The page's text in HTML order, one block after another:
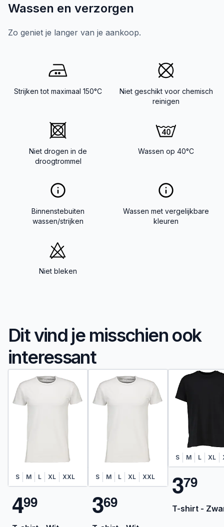
Wassen en verzorgen
Zo geniet je langer van je aankoop.
Strijken tot maximaal 150°C
Niet geschikt voor chemisch
reinigen
Niet drogen in de
droogtrommel
Wassen op 40°C
Binnenstebuiten
wassen/strijken
Wassen met vergelijkbare
kleuren
Niet bleken
Dit vind je misschien ook
interessant
S M L XL XXL
499
S M L XL XXL
369
S M L XL
379
T-shirt -